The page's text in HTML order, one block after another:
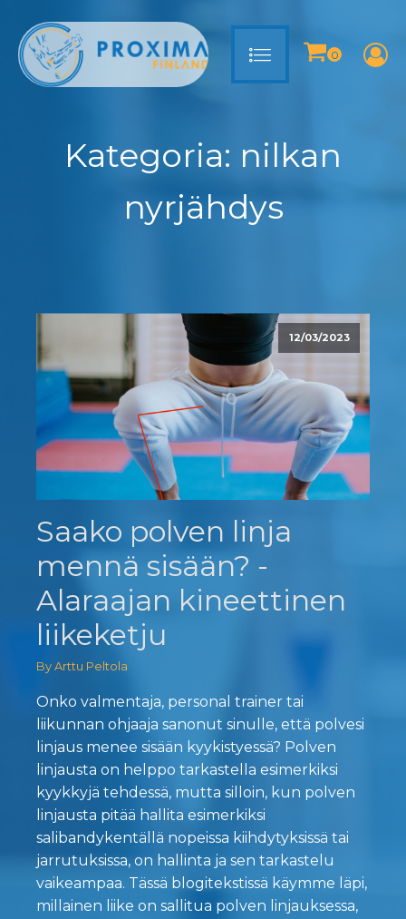
Kategoria: nilkan
nyrjähdys
12/03/2023
Saako polven linja
mennä sisään? -
Alaraajan kineettinen
liikeketju
By Arttu Peltola
Onko valmentaja, personal trainer tai
liikunnan ohjaaja sanonut sinulle, että polvesi
linjaus menee sisään kyykistyessä? Polven
linjausta on helppo tarkastella esimerkiksi
kyykkyjä tehdessä, mutta silloin, kun polven
linjausta pitää hallita esimerkiksi
salibandykentällä nopeissa kiihdytyksissä tai
jarrutuksissa, on hallinta ja sen tarkastelu
vaikeampaa. Tässä blogitekstissä käymme läpi,
millainen liike on sallitua polven linjauksessa,